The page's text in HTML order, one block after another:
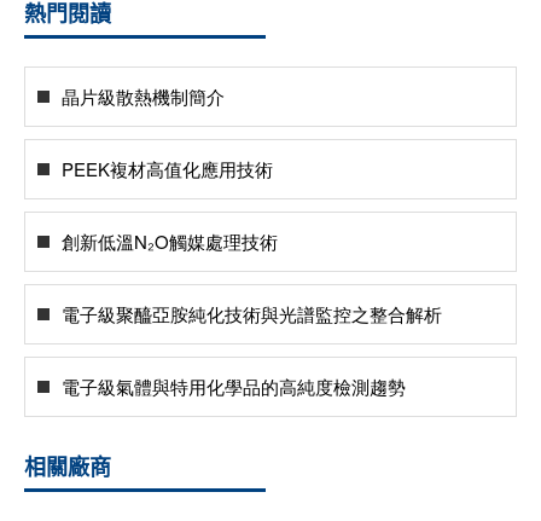
熱門閱讀
晶片級散熱機制簡介
PEEK複材高值化應用技術
創新低溫N₂O觸媒處理技術
電子級聚醯亞胺純化技術與光譜監控之整合解析
電子級氣體與特用化學品的高純度檢測趨勢
相關廠商